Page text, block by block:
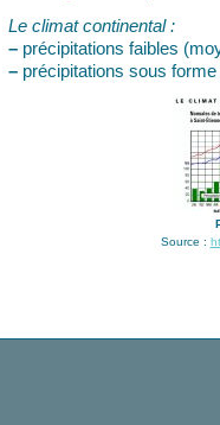
Le climat continental :
– précipitations faibles
– précipitations sous
Source :